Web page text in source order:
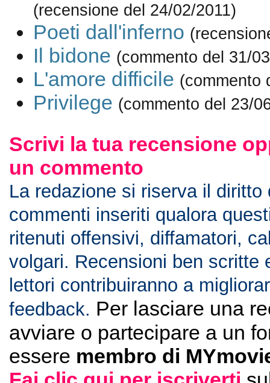
(recensione del 24/02/2011)
Poeti dall'inferno
Il bidone (commento del 31/
L'amore difficile (commento
Privilege (commento del 23/
Scrivi la tua recensione
un commento
La redazione si riserva il diritto
commenti inseriti qualora
ritenuti offensivi, diffamatori,
volgari. Recensioni ben scritte
lettori contribuiranno a
feedback. Per lasciare una
avviare o partecipare a un
essere membro di